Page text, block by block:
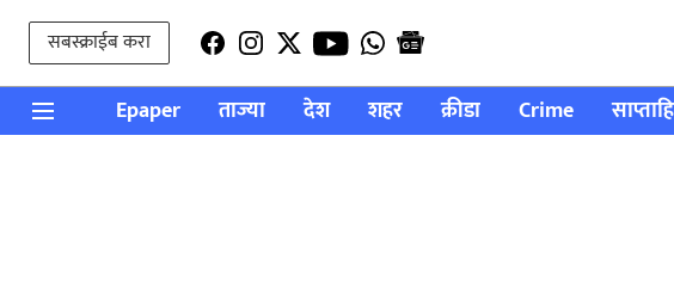
सबस्क्राईब करा
Epaper ताज्या देश शहर क्रीडा Crime